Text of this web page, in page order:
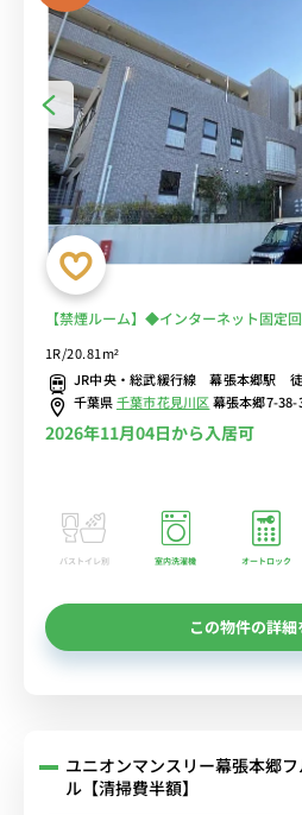
【禁煙ルーム】◆インターネット固定
完備♪人気のデスク＆チェア付き
利用可/秋葉原・新宿まで乗換なし/休日
心」でのショッピングもおすすめ
1R/20.81m²
JR中央・総武緩行線 幕張本郷駅
千葉県千葉市花見川区幕張本郷7-38-
2026年11月04日から入居可
バストイレ別 室内洗濯機 オートロック
この物件の詳細
ユニオンマンスリー幕張本郷
ル【清掃費半額】